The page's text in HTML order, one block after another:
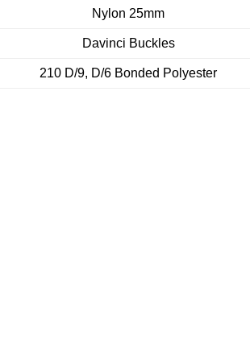
Nylon 25mm
Davinci Buckles
210 D/9, D/6 Bonded Polyester